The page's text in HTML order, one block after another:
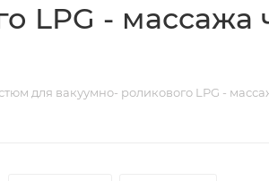
LPG -
для вакуумно- роликового LPG -